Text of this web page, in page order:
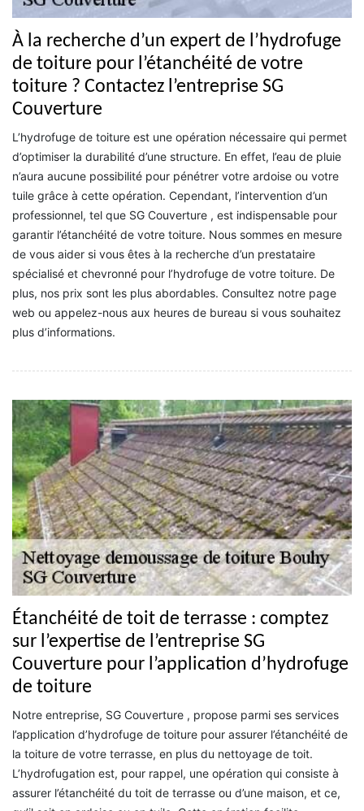
À la recherche d’un expert de l’hydrofuge
de toiture pour l’étanchéité de votre
toiture ? Contactez l’entreprise SG
Couverture
L’hydrofuge de toiture est une opération nécessaire qui permet
d’optimiser la durabilité d’une structure. En effet, l’eau de pluie
n’aura aucune possibilité pour pénétrer votre ardoise ou votre
tuile grâce à cette opération. Cependant, l’intervention d’un
professionnel, tel que SG Couverture , est indispensable pour
garantir l’étanchéité de votre toiture. Nous sommes en mesure
de vous aider si vous êtes à la recherche d’un prestataire
spécialisé et chevronné pour l’hydrofuge de votre toiture. De
plus, nos prix sont les plus abordables. Consultez notre page
web ou appelez-nous aux heures de bureau si vous souhaitez
plus d’informations.
Étanchéité de toit de terrasse : comptez
sur l’expertise de l’entreprise SG
Couverture pour l’application d’hydrofuge
de toiture
Notre entreprise, SG Couverture , propose parmi ses services
l’application d’hydrofuge de toiture pour assurer l’étanchéité de
la toiture de votre terrasse, en plus du nettoyage de toit.
L’hydrofugation est, pour rappel, une opération qui consiste à
assurer l’étanchéité du toit de terrasse ou d’une maison, et ce,